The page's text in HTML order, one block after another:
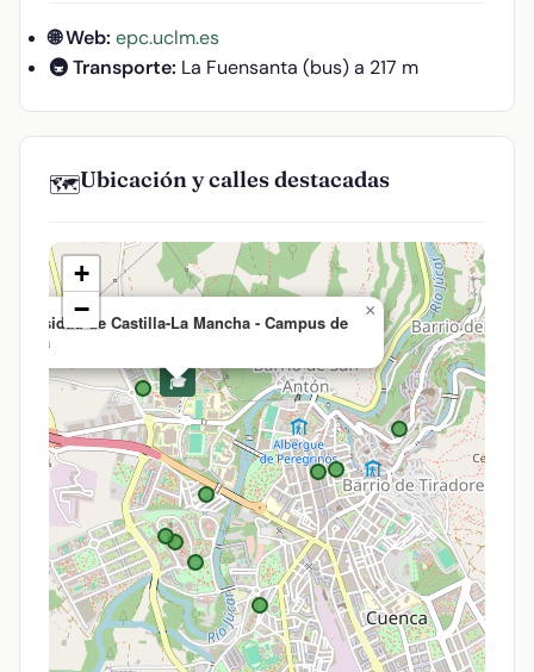
🌐 Web: epc.uclm.es
🚇 Transporte: La Fuensanta (bus) a 217 m
🗺️Ubicación y calles destacadas
🎓
de Castilla-La Mancha - Campus de
×
+
−